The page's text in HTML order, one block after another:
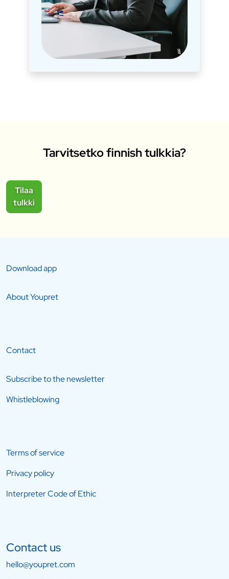
Tarvitsetko finnish tulkkia?
Tilaa
tulkki
Download app
About Youpret
Contact
Subscribe to the newsletter
Whistleblowing
Terms of service
Privacy policy
Interpreter Code of Ethic
Contact us
hello@youpret.com